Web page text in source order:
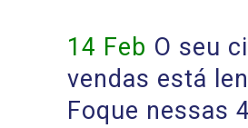
14 Feb O seu
vendas está
Foque nessas 4